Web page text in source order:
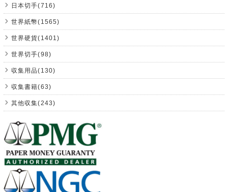
日本切手(716)
世界紙幣(1565)
世界硬貨(1401)
世界切手(98)
収集用品(130)
収集書籍(63)
其他収集(243)